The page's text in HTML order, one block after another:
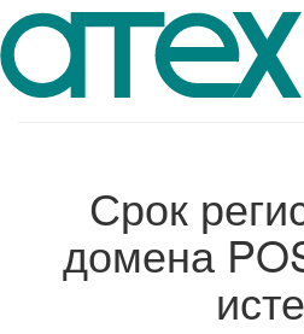
Срок
домена